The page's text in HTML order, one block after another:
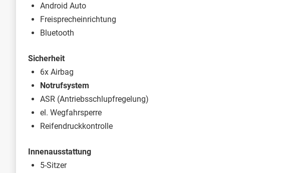
Android Auto
Freisprecheinrichtung
Bluetooth
Sicherheit
6x Airbag
Notrufsystem
ASR (Antriebsschlupfregelung)
el. Wegfahrsperre
Reifendruckkontrolle
Innenausstattung
5-Sitzer